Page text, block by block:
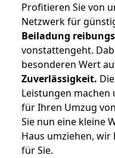
Profitieren Sie von
Netzwerk für
Beiladung
vonstattengeht.
besonderen Wert
Zuverlässigkeit.
Leistungen machen
für Ihren Umzug
Sie nun eine kleine
Haus umziehen, wir
für Sie.